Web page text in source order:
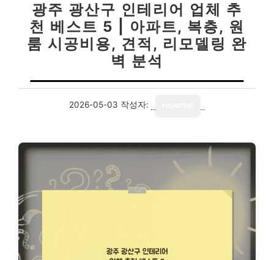
광주 광산구 인테리어 업체 추
천 베스트 5 | 아파트, 복층, 원
룸 시공비용, 견적, 리모델링 완
벽 분석
2026-05-03 작성자: